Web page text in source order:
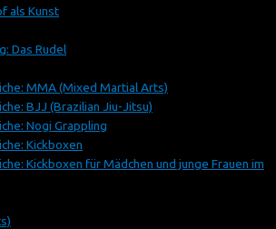
als Kunst
Das Rudel
MMA (Mixed Martial Arts)
BJJ (Brazilian Jiu-Jitsu)
Nogi Grappling
Kickboxen
Kickboxen für Mädchen und junge Frauen im